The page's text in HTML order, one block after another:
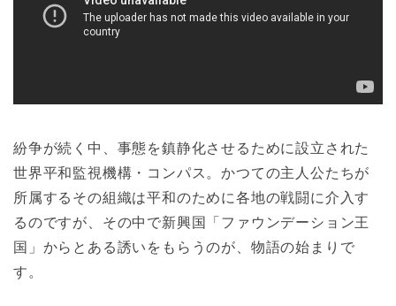
紛争が続く中、事態を鎮静化させるために設立された
世界平和監視機構・コンパス。かつての主人公たちが
所属するその組織は平和のために各地の戦闘に介入す
るのですが、その中で新興国「ファウンデーション王
国」からとある誘いをもらうのが、物語の始まりで
す。